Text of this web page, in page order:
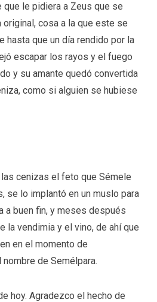
que le pidiera a Zeus que se
cosa a la que este se
hasta que un día rendido por la
escapar los rayos y el fuego
y su amante quedó convertida
como si alguien se hubiese
cenizas el feto que Sémele
se lo implantó en un muslo para
a buen fin, y meses después
la vendimia y el vino, de ahí que
en el momento de
de Semélpara.
hoy. Agradezco el hecho de